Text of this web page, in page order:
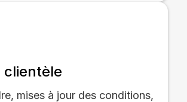
clientèle
mises à jour des conditions,